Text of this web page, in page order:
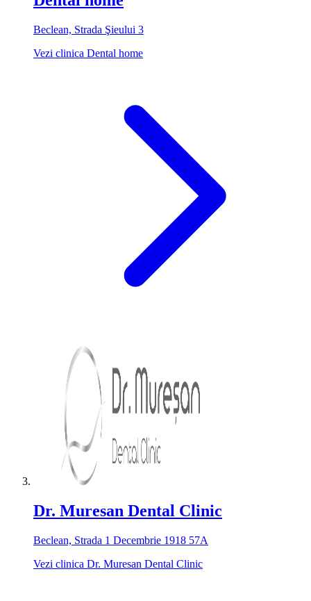
Beclean, Strada Şieului 3
Vezi clinica Dental home
Dr. Muresan Dental Clinic
Beclean, Strada 1 Decembrie 1918 57A
Vezi clinica Dr. Muresan Dental Clinic